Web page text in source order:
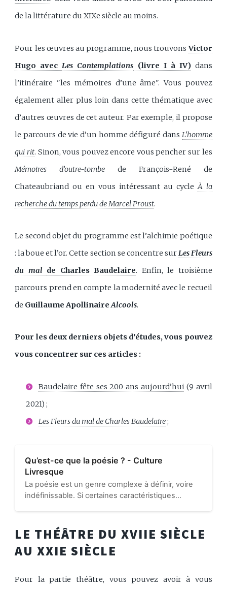
de la littérature du XIXe siècle au moins.
Pour les œuvres au programme, nous trouvonsVictor
Hugo avecLes Contemplations (livre I à IV)dans
l’itinéraire "les mémoires d’une âme". Vous pouvez
également aller plus loin dans cette thématique avec
d’autres œuvres de cet auteur. Par exemple, il propose
le parcours de vie d’un homme défiguré dans L’homme
qui rit. Sinon, vous pouvez encore vous pencher sur les
Mémoires d’outre-tombe de François-René de
Chateaubriand ou en vous intéressant au cycleÀ la
recherche du temps perdu de Marcel Proust.
Le second objet du programme est l’alchimie poétique
: la boue et l’or. Cette section se concentre surLes Fleurs
du mal de Charles Baudelaire. Enfin, le troisième
parcours prend en compte la modernité avec le recueil
de Guillaume ApollinaireAlcools.
Pour les deux derniers objets d’études, vous pouvez
vous concentrer sur ces articles :
Baudelaire fête ses 200 ans aujourd’hui (9 avril
2021) ;
Les Fleurs du mal de Charles Baudelaire;
Qu’est-ce que la poésie ? - Culture
Livresque
La poésie est un genre complexe à définir, voire
indéfinissable. Si certaines caractéristiques
poétique. Sa définition est…
LE THÉÂTRE DU XVIIE SIÈCLE
AU XXIE SIÈCLE
Pour la partie théâtre, vous pouvez avoir à vous